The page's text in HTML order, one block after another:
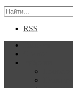
RSS